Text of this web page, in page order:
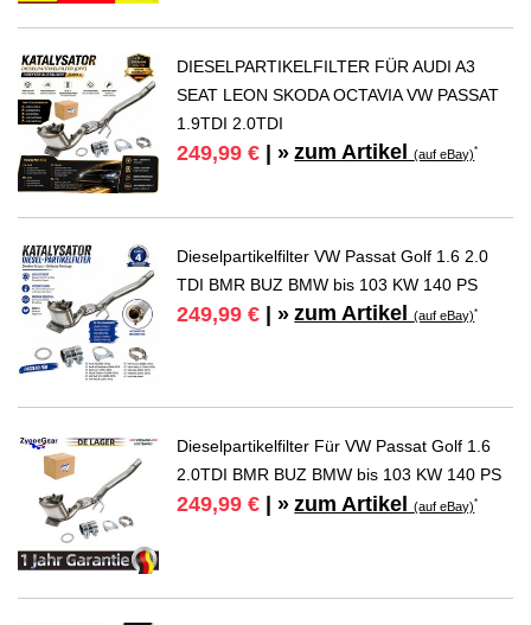
DIESELPARTIKELFILTER FÜR AUDI A3
SEAT LEON SKODA OCTAVIA VW PASSAT
1.9TDI 2.0TDI
249,99 € | » zum Artikel(auf eBay)*
Dieselpartikelfilter VW Passat Golf 1.6 2.0
TDI BMR BUZ BMW bis 103 KW 140 PS
249,99 € | » zum Artikel(auf eBay)*
Dieselpartikelfilter Für VW Passat Golf 1.6
2.0TDI BMR BUZ BMW bis 103 KW 140 PS
249,99 € | » zum Artikel(auf eBay)*